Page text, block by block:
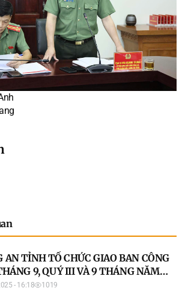
AN TỈNH TỔ CHỨC GIAO BAN CÔNG
9, QUÝ III VÀ 9 THÁNG NĂM
- 16:18 1019